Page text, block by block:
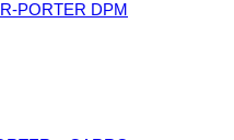
PORTER DPM